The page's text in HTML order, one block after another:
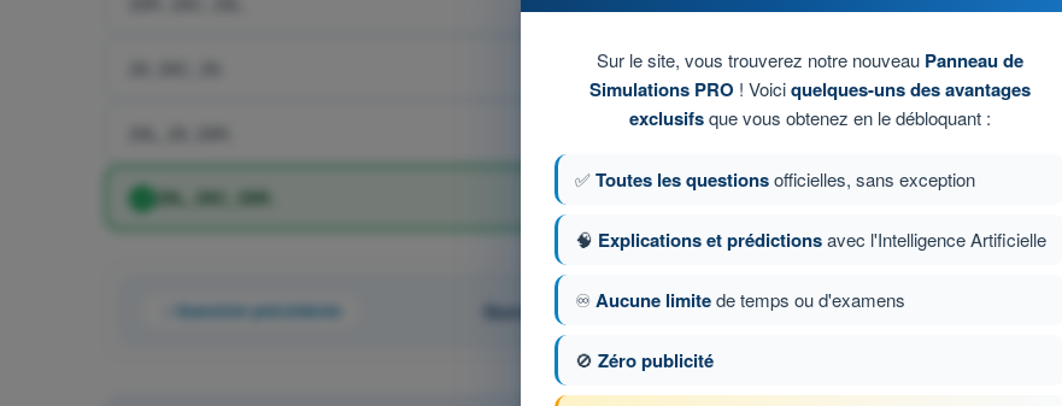
29L, 29C, 29R.
Question précédente Question 573 sur 1358 Question suivante
Sur le site, vous trouverez notre nouveau Panneau de
Simulations PRO ! Voiciquelques-uns des avantages
exclusifsque vous obtenez en le débloquant :
✅Toutes les questionsofficielles, sans exception
🧠 Explications et prédictionsavec l'Intelligence Artificielle
♾️Aucune limitede temps ou d'examens
🚫 Zéro publicité